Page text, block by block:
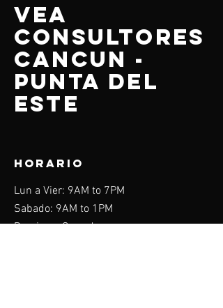
VEA
CONSULTORES
CANCUN -
PUNTA DEL
ESTE
HORARIO
Lun a Vier: 9AM to 7PM
Sabado: 9AM to 1PM
Domingo: Cerrado